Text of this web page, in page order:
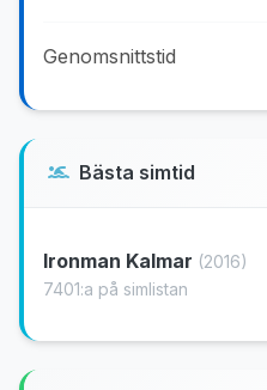
Genomsnittstid
Bästa simtid
Ironman Kalmar (2016)
7401:a på simlistan